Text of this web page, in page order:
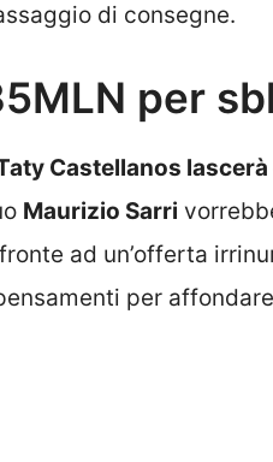
di consegne.
per
Castellanos
Maurizio Sarri
ad un’offerta
per